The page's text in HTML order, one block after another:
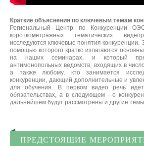
Краткие объяснения по ключевым темам
Региональный Центр по Конкуренции
короткометражных тематических
исследуются ключевые понятия конкуренции.
помощью которого кратко излагаются
на наших семинарах, и который
антимонопольных ведомств, входящих в
а также любому, кто занимается
конкуренции, дающий дополнительные и
для обучения. В первом видео речь
обязательствах, а в следующем - о
дальнейшем будут рассмотрены и другие темы.
ПРЕДСТОЯЩИЕ